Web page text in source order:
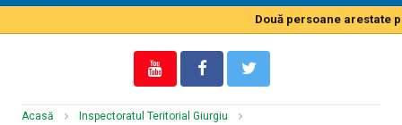
Două persoane arestate
Acasă
Inspectoratul Teritorial Giurgiu